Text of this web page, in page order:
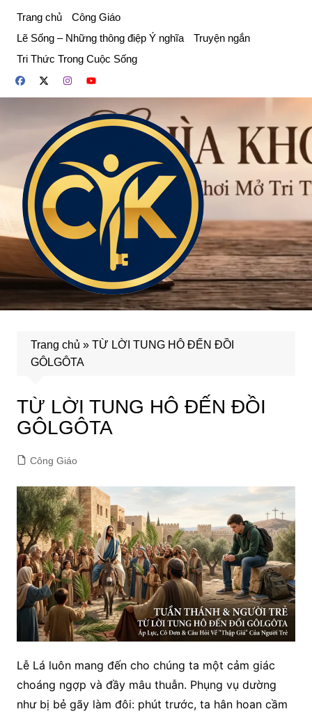
phần
dung
Trang chủ
Công Giáo
Lẽ Sống – Những thông điệp Ý nghĩa
Truyện ngắn
Tri Thức Trong Cuộc Sống
Trang chủ » TỪ LỜI TUNG HÔ ĐẾN ĐỒI
GÔLGÔTA
TỪ LỜI TUNG HÔ ĐẾN ĐỒI
GÔLGÔTA
Công Giáo
Lễ Lá luôn mang đến cho chúng ta một cảm giác
choáng ngợp và đầy mâu thuẫn. Phụng vụ dường
như bị bẻ gãy làm đôi: phút trước, ta hân hoan cầm